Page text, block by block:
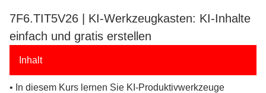
7F6.TIT5V26 | KI-Werkzeugkasten: KI-Inhalte
einfach und gratis erstellen
Inhalt
• In diesem Kurs lernen Sie KI-Produktivwerkzeuge